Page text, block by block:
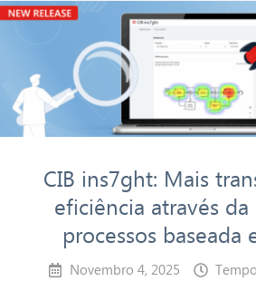
CIB ins7ght: Mais
eficiência através da
processos baseada
Novembro 4, 2025